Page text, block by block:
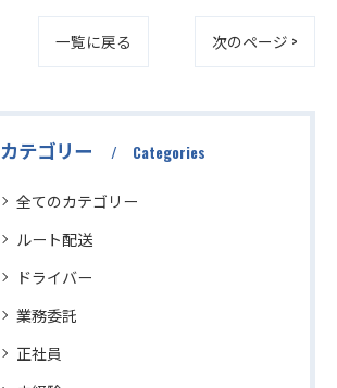
一覧に戻る 次のページ >
カテゴリー Categories
全てのカテゴリー
ルート配送
ドライバー
業務委託
正社員